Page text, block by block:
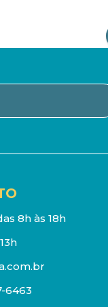
8h às 18h
6463